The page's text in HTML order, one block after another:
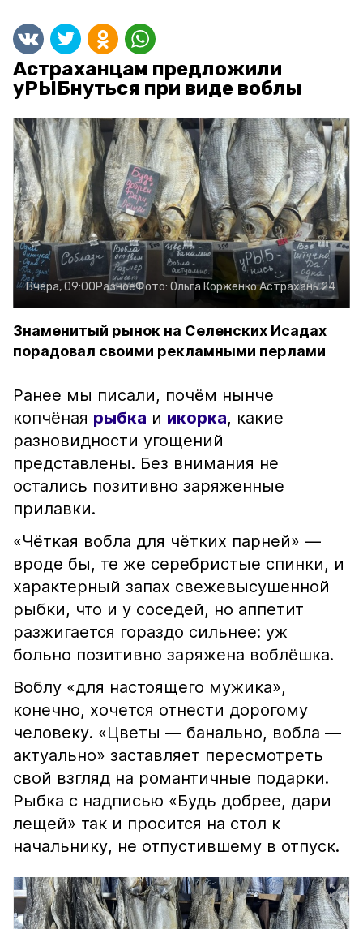
Астраханцам предложили
уРЫБнуться при виде воблы
Вчера, 09:00РазноеФото: Ольга КорженкоАстрахань 24
Знаменитый рынок на Селенских Исадах
порадовал своими рекламными перлами
Ранее мы писали, почём нынче
копчёная рыбка и икорка, какие
разновидности угощений
представлены. Без внимания не
остались позитивно заряженные
прилавки.
«Чёткая вобла для чётких парней» —
вроде бы, те же серебристые спинки, и
характерный запах свежевысушенной
рыбки, что и у соседей, но аппетит
разжигается гораздо сильнее: уж
больно позитивно заряжена воблёшка.
Воблу «для настоящего мужика»,
конечно, хочется отнести дорогому
человеку. «Цветы — банально, вобла —
актуально» заставляет пересмотреть
свой взгляд на романтичные подарки.
Рыбка с надписью «Будь добрее, дари
лещей» так и просится на стол к
начальнику, не отпустившему в отпуск.